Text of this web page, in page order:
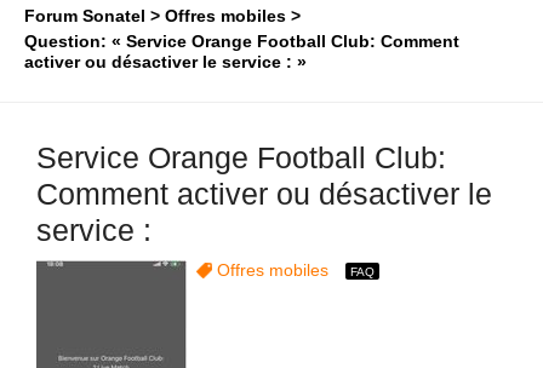
Forum Sonatel
Offres mobiles
Question: « Service Orange Football Club: Comment
activer ou désactiver le service : »
Service Orange Football Club:
Comment activer ou désactiver le
service :
Offres mobiles